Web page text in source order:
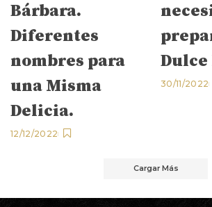
Bárbara.
Diferentes
nombres para
una Misma
Delicia.
12/12/2022
30/11/2022
Cargar Más